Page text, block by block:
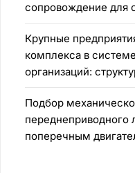
сопровождение для
Крупные
комплекса в
организаций:
Подбор
переднеприводного
поперечным